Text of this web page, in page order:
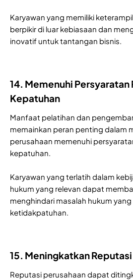
Karyawan yang memiliki
berpikir di luar kebiasaan dan
inovatif untuk tantangan bisnis.
14. Memenuhi Persyaratan
Kepatuhan
Manfaat pelatihan dan
memainkan peran penting dalam
perusahaan memenuhi
kepatuhan.
Karyawan yang terlatih dalam
hukum yang relevan dapat
menghindari masalah hukum
ketidakpatuhan.
15. Meningkatkan
Reputasi perusahaan dapat